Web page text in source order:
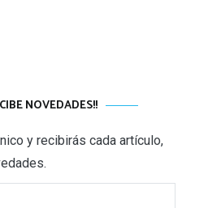
NOVEDADES!!
y recibirás cada artículo,